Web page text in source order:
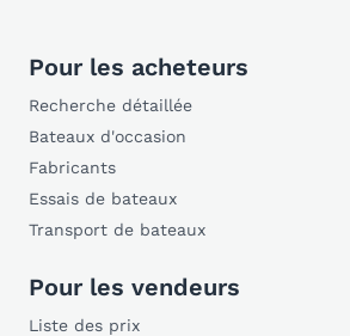
Pour les acheteurs
Recherche détaillée
Bateaux d'occasion
Fabricants
Essais de bateaux
Transport de bateaux
Pour les vendeurs
Liste des prix